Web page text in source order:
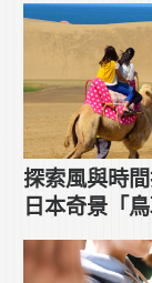
探索風與時
日本奇景「鳥